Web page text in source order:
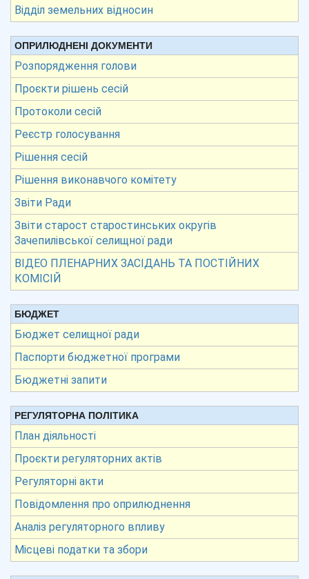
Відділ земельних відносин
ОПРИЛЮДНЕНІ ДОКУМЕНТИ
Розпорядження голови
Проєкти рішень сесій
Протоколи сесій
Реєстр голосування
Рішення сесій
Рішення виконавчого комітету
Звіти Ради
Звіти старост старостинських округів
Зачепилівської селищної ради
ВІДЕО ПЛЕНАРНИХ ЗАСІДАНЬ ТА ПОСТІЙНИХ
КОМІСІЙ
БЮДЖЕТ
Бюджет селищної ради
Паспорти бюджетної програми
Бюджетні запити
РЕГУЛЯТОРНА ПОЛІТИКА
План діяльності
Проєкти регуляторних актів
Регуляторні акти
Повідомлення про оприлюднення
Аналіз регуляторного впливу
Місцеві податки та збори